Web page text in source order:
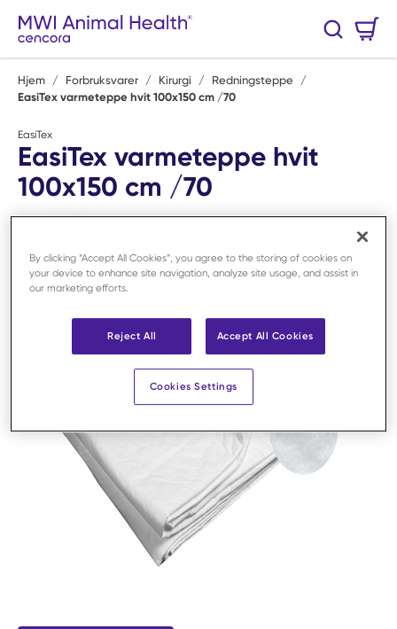
Hopp til hovedinnhold
Søk
Hjem / Forbruksvarer / Kirurgi / Redningsteppe
/
EasiTex varmeteppe hvit 100x150 cm /70
EasiTex
EasiTex varmeteppe hvit
100x150 cm /70
Art.nr: F302741
By clicking “Accept All Cookies”, you agree to the storing of cookies on
your device to enhance site navigation, analyze site usage, and assist in
our marketing efforts.
Reject All Accept All Cookies
Cookies Settings